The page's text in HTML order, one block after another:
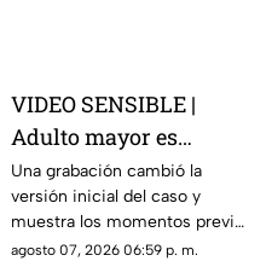
VIDEO SENSIBLE |
Adulto mayor es
atropell4do por tráiler;
fue empujado antes de
m0rir
Una grabación cambió la
versión inicial del caso y
muestra los momentos previos
al atropellamiento ocurrido en
agosto 07, 2026 06:59 p. m.